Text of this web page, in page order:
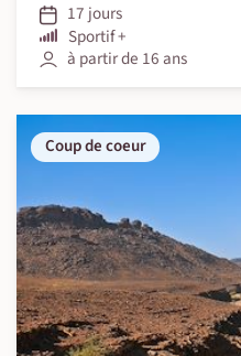
17 jours
Sportif +
à partir de 16 ans
Coup de coeur